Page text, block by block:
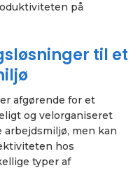
på
til et
afgørende for et
og velorganiseret
men kan
hos
typer af